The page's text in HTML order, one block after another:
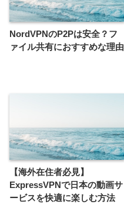
NordVPNのP2Pは安全？フ
ァイル共有におすすめな理由
【海外在住者必見】
ExpressVPNで日本の動画サ
ービスを快適に楽しむ方法